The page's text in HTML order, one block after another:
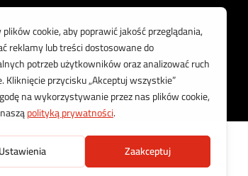
Korzystamy z bezpiecznych płatności